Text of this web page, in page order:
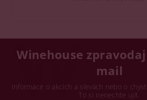
Winehouse
mail
Informace o akcích a slevách nebo o
To si nenechte ujít.